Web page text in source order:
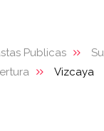
Publicas
Vizcaya